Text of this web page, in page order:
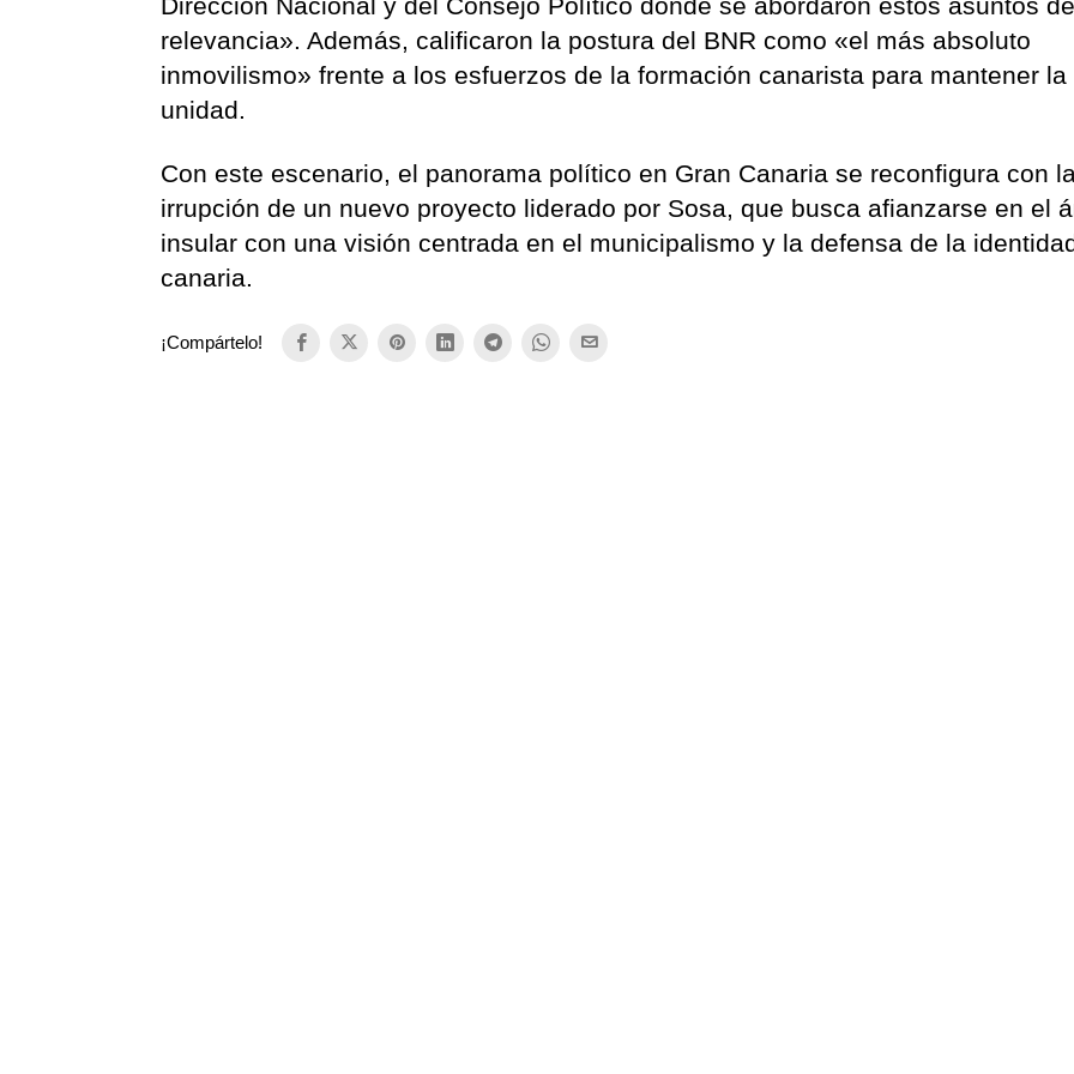
relevancia». Además, calificaron la postura del BNR como «el más absoluto
inmovilismo» frente a los esfuerzos de la formación canarista para mantener la
unidad.
Con este escenario, el panorama político en Gran Canaria se reconfigura con
irrupción de un nuevo proyecto liderado por Sosa, que busca afianzarse en el
insular con una visión centrada en el municipalismo y la defensa de la
canaria.
¡Compártelo!